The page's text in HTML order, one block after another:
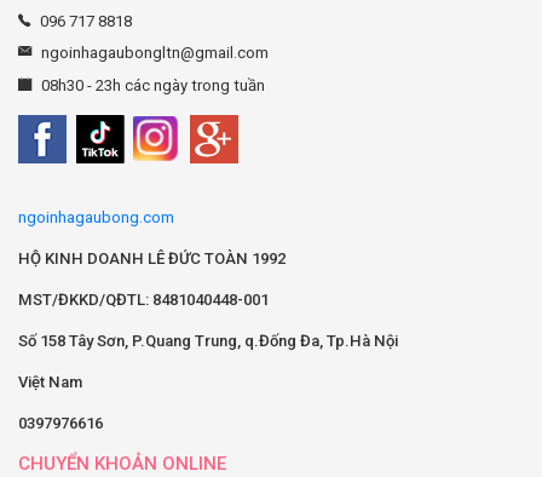
096 717 8818
ngoinhagaubongltn@gmail.com
08h30 - 23h các ngày trong tuần
ngoinhagaubong.com
HỘ KINH DOANH LÊ ĐỨC TOÀN 1992
MST/ĐKKD/QĐTL: 8481040448-001
Số 158 Tây Sơn, P.Quang Trung, q.Đống Đa, Tp.Hà Nội
Việt Nam
0397976616
CHUYỂN KHOẢN ONLINE